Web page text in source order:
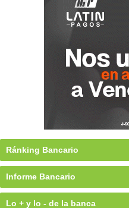
Ránking Bancario
Informe Bancario
Lo + y lo - de la banca